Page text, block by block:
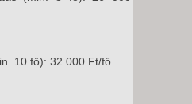
10 fő): 32 000 Ft/fő